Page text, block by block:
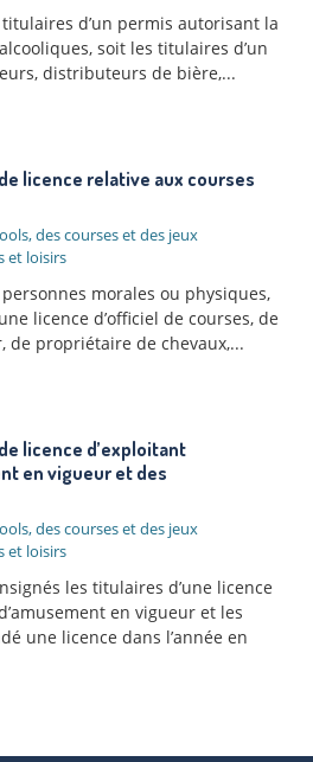
d’un permis autorisant la
soit les titulaires d’un
distributeurs de bière,...
licence relative aux courses
des courses et des jeux
et loisirs
morales ou physiques,
licence d’officiel de courses, de
de propriétaire de chevaux,...
licence d’exploitant
en vigueur et des
des courses et des jeux
et loisirs
les titulaires d’une licence
en vigueur et les
une licence dans l’année en